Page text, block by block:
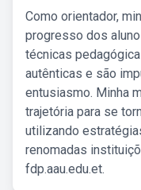
Como orientador,
progresso dos
técnicas
autênticas e são
entusiasmo. Minha
trajetória para se
utilizando
renomadas
fdp.aau.edu.et.